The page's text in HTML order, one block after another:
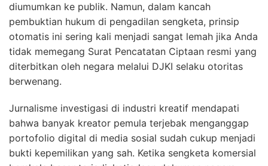
diumumkan ke publik. Namun, dalam kancah
pembuktian hukum di pengadilan sengketa, prinsip
otomatis ini sering kali menjadi sangat lemah jika Anda
tidak memegang Surat Pencatatan Ciptaan resmi yang
diterbitkan oleh negara melalui DJKI selaku otoritas
berwenang.
Jurnalisme investigasi di industri kreatif mendapati
bahwa banyak kreator pemula terjebak menganggap
portofolio digital di media sosial sudah cukup menjadi
bukti kepemilikan yang sah. Ketika sengketa komersial